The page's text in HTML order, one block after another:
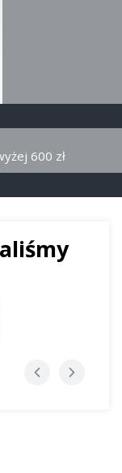
600 zł